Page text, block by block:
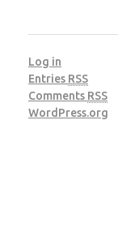
Log in
Entries RSS
Comments RSS
WordPress.org